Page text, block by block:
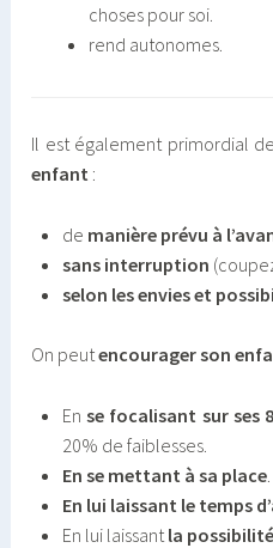
choses pour soi.
rend autonomes.
Il est également primordial de
enfant :
de manière prévu à
sans interruption
selon les envies et
On peutencourager son
Ense focalisant sur ses
20% de faiblesses.
En se mettant à sa place.
En lui laissant le temps
En lui laissantla possibilité